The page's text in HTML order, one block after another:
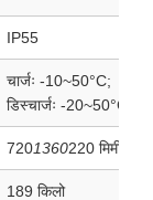
IP55
चार्जः -10~50°C;
डिस्चार्जः -20~50°C
7201360220 मिमी
189 किलो